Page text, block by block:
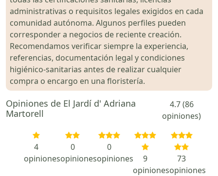
administrativas o requisitos legales exigidos en cada
comunidad autónoma. Algunos perfiles pueden
corresponder a negocios de reciente creación.
Recomendamos verificar siempre la experiencia,
referencias, documentación legal y condiciones
higiénico-sanitarias antes de realizar cualquier
compra o encargo en una floristería.
Opiniones de El Jardí d' Adriana
Martorell
4.7 (86
opiniones)
4
opiniones
0
opiniones
0
opiniones
9
opiniones
73
opiniones